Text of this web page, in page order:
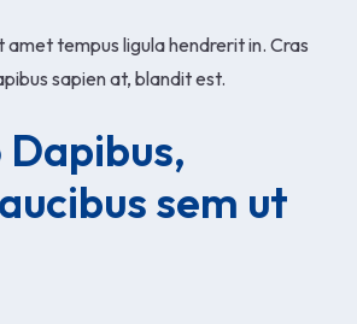
tempus ligula hendrerit in. Cras
sapien at, blandit est.
sem ut